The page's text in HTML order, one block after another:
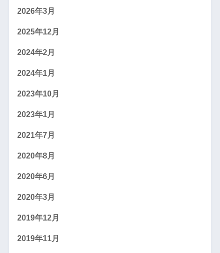
2026年3月
2025年12月
2024年2月
2024年1月
2023年10月
2023年1月
2021年7月
2020年8月
2020年6月
2020年3月
2019年12月
2019年11月